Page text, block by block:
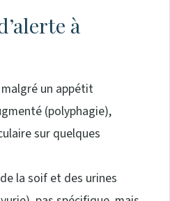
à
un appétit
(polyphagie),
sur quelques
la soif et des urines